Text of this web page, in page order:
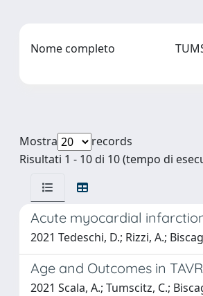
Nome completo
Mostra
records
Risultati 1 - 10 di 10 (tempo di
Acute myocardial
2021 Tedeschi, D.; Rizzi, A.;
Age and Outcomes in
2021 Scala, A.; Tumscitz, C.;